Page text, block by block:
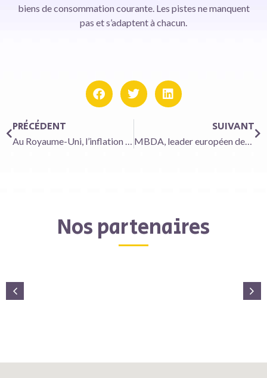
biens de consommation courante. Les pistes ne manquent
pas et s’adaptent à chacun.
PRÉCÉDENT
Au Royaume-Uni, l’inflation pousse les consommateurs vers les discounters
SUIVANT
MBDA, leader européen des missiles, tire les premières leçons de la guerre en Ukraine
Nos partenaires